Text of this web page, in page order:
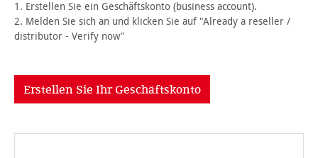
1. Erstellen Sie ein Geschäftskonto (business account).
2. Melden Sie sich an und klicken Sie auf "Already a reseller /
distributor - Verify now"
Erstellen Sie Ihr Geschäftskonto